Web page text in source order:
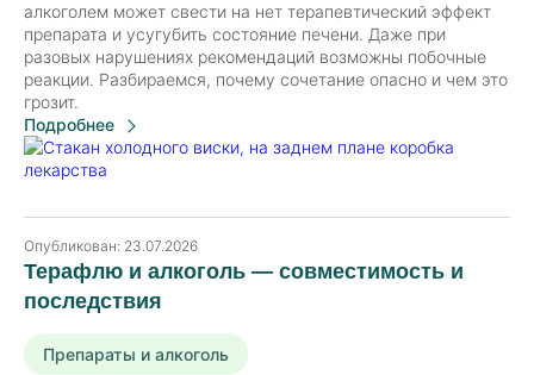
алкоголем может свести на нет терапевтический эффект
препарата и усугубить состояние печени. Даже при
разовых нарушениях рекомендаций возможны побочные
реакции. Разбираемся, почему сочетание опасно и чем это
грозит.
Подробнее
Терафлю и алкоголь — совместимость и
последствия
Опубликован: 23.07.2026
Препараты и алкоголь